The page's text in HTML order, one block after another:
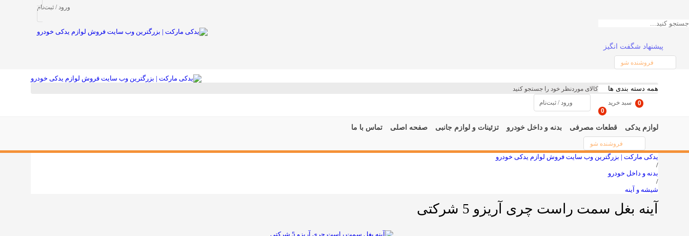
ورود / ثبت‌نام
پیشنهاد شگفت انگیز
فروشنده شو
0
سبد خرید
0
ورود / ثبت‌نام
لوازم یدکی قطعات مصرفی بدنه و داخل خودرو تزئینات و لوازم جانبی صفحه اصلی تماس با ما
فروشنده شو
یدکی مارکت | بزرگترین وب سایت فروش لوازم یدکی خودرو
/
بدنه و داخل خودرو
/
شیشه و آینه
آینه بغل سمت راست چری آریزو 5 شرکتی